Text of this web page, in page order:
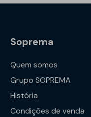
Soprema
Quem somos
Grupo SOPREMA
História
Condições de venda